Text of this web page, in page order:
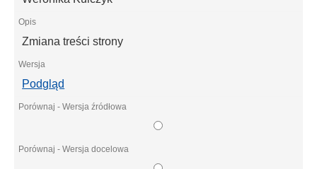
Zmiana treści strony
Podgląd